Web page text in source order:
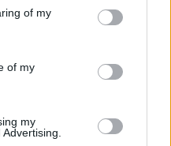
of my
of my
my
de cultura